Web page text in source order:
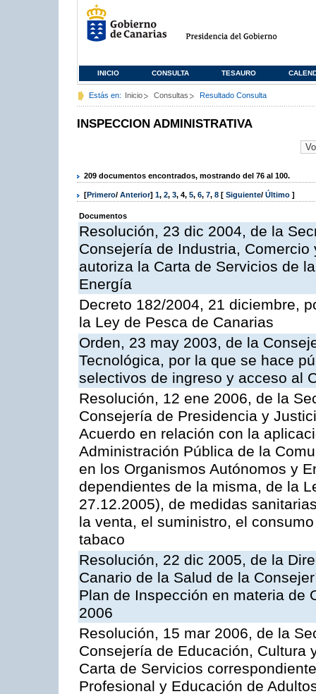
INICIO CONSULTA TESAURO
Estás en: Inicio Consultas Resultado Consulta
INSPECCION ADMINISTRATIVA
209 documentos encontrados, mostrando del 76 al 100.
[Primero/ Anterior] 1, 2, 3, 4, 5, 6, 7, 8 [ Siguiente/ Último ]
Documentos
Resolución, 23 dic 2004, de la
Consejería de Industria,
autoriza la Carta de Servicios de
Energía
Decreto 182/2004, 21 diciembre,
la Ley de Pesca de Canarias
Orden, 23 may 2003, de la
Tecnológica, por la que se hace
selectivos de ingreso y acceso al
Resolución, 12 ene 2006, de la
Consejería de Presidencia y
Acuerdo en relación con la
Administración Pública de la
en los Organismos Autónomos y
dependientes de la misma, de la
27.12.2005), de medidas
la venta, el suministro, el
tabaco
Resolución, 22 dic 2005, de la
Canario de la Salud de la
Plan de Inspección en materia de
2006
Resolución, 15 mar 2006, de la
Consejería de Educación, Cultura
Carta de Servicios
Profesional y Educación de